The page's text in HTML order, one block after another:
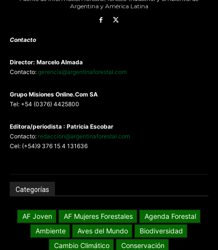
Argentina y América Latina
Contacto
Director: Marcelo Almada
Contacto: gerencia@argentinaforestal.com
Grupo Misiones Online.Com SA
Tel: +54 (0376) 4425800
Editora/periodista : Patricia Escobar
Contacto: redaccion@argentinaforestal.com
Cel: (+54)9 376 15 4 131636
Categorías
AF Joven AF Mujeres Forestales
Agenda Forestal
Ambiente
Aves del Mundo
Biodiversidad
Cambio Climático
Conservación